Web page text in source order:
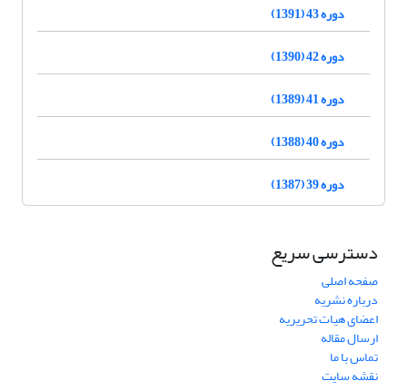
دوره 43 (1391)
دوره 42 (1390)
دوره 41 (1389)
دوره 40 (1388)
دوره 39 (1387)
دسترسی سریع
صفحه اصلی
درباره نشریه
اعضای هیات تحریریه
ارسال مقاله
تماس با ما
نقشه سایت